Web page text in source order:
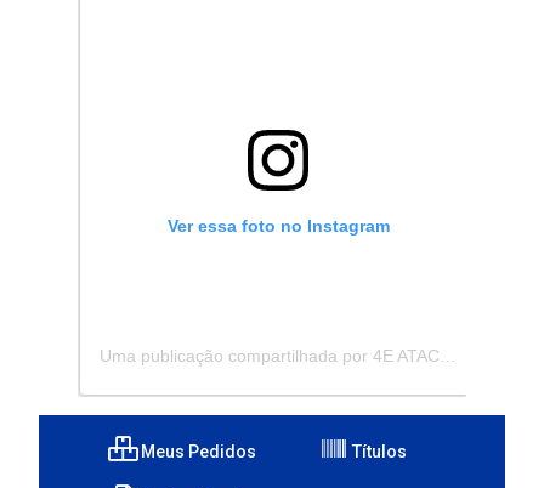
Ver essa foto no Instagram
Meus Pedidos Títulos